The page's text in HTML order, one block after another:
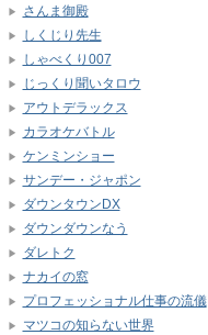
さんま御殿
しくじり先生
しゃべくり007
じっくり聞いタロウ
アウトデラックス
カラオケバトル
ケンミンショー
サンデー・ジャポン
ダウンタウンDX
ダウンダウンなう
ダレトク
ナカイの窓
プロフェッショナル仕事の流儀
マツコの知らない世界